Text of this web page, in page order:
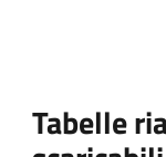
Tabelle